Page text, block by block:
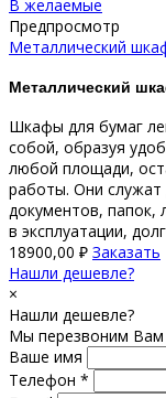
В желаемые
Предпросмотр
Металлический
Металлический
Шкафы для бумаг
собой, образуя
любой площади,
работы. Они
документов, папок,
в эксплуатации,
18900,00 ₽ Заказать
Нашли дешевле?
×
Нашли дешевле?
Мы перезвоним
Ваше имя
Телефон *